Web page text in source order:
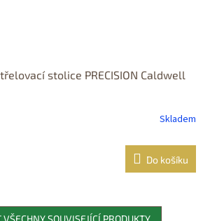
stolice PRECISION Caldwell
Skladem
Do košíku